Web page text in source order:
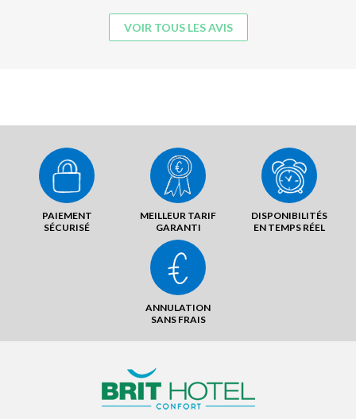
VOIR TOUS LES AVIS
PAIEMENT
SÉCURISÉ
MEILLEUR TARIF
GARANTI
DISPONIBILITÉS
EN TEMPS RÉEL
ANNULATION
SANS FRAIS